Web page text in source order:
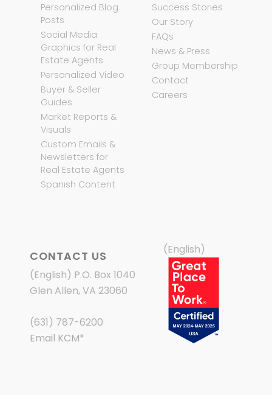
Personalized Blog
Posts
Social Media
Graphics for Real
Estate Agents
Personalized Video
Buyer & Seller
Guides
Market Reports &
Visuals
Custom Emails &
Newsletters for
Real Estate Agents
Spanish Content
Success Stories
Our Story
FAQs
News & Press
Group Membership
Contact
Careers
CONTACT US
(English) P.O. Box 1040
Glen Allen, VA 23060
(631) 787-6200
Email KCM*
(English)